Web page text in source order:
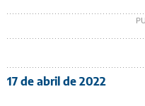
17 de abril de 2022